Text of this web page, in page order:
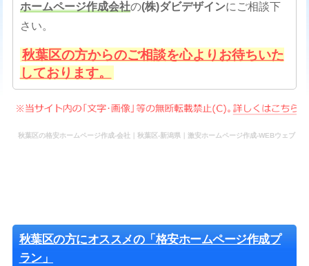
ホームページ作成会社の(株)ダビデザインにご相談下
さい。
秋葉区の方からのご相談を心よりお待ちいた
しております。
秋葉区の格安ホームページ作成-会社｜秋葉区-新潟県｜激安ホームページ作成-WEBウェブ
秋葉区の方にオススメの「格安ホームページ作成プ
ラン」